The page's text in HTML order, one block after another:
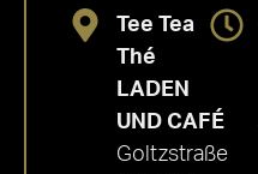
Tee Tea
Thé
LADEN
UND CAFÉ
Goltzstraße